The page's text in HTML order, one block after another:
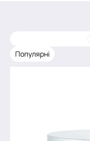
Популярні